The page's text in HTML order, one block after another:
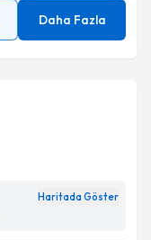
Daha Fazla
Haritada Göster